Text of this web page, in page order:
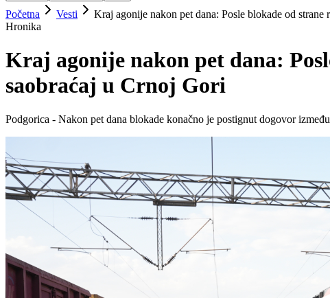
Početna Vesti
Kraj agonije nakon pet dana: Posle blokade od
Hronika
Kraj agonije nakon pet dana:
saobraćaj u Crnoj Gori
Podgorica - Nakon pet dana blokade konačno je postignut dogovor